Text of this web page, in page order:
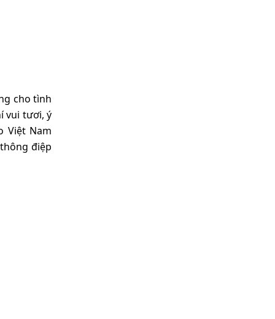
cho tình
vui tươi, ý
Việt Nam
điệp